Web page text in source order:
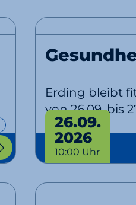
Erding bleibt
von 26.09. bis
26.09.
2026
10:00 Uhr